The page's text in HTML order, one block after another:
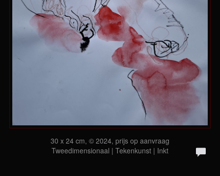
30 x 24 cm, © 2024, prijs op aanvraag
Tweedimensionaal | Tekenkunst | Inkt